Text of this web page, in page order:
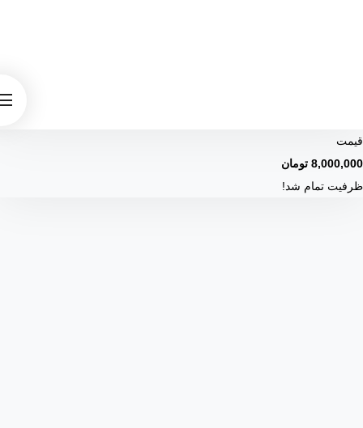
قیمت
8,000,000 تومان
ظرفیت تمام شد!